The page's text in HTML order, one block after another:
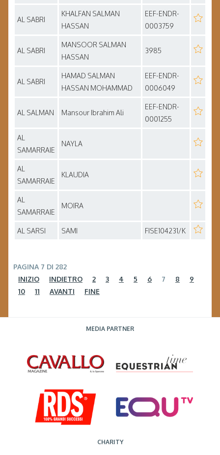
AL SABRI
KHALFAN SALMAN
HASSAN
EEF-ENDR-
0003759
AL SABRI
MANSOOR SALMAN
HASSAN
3985
AL SABRI
HAMAD SALMAN
HASSAN MOHAMMAD
EEF-ENDR-
0006049
AL SALMAN Mansour Ibrahim Ali
EEF-ENDR-
0001255
AL
SAMARRAIE
NAYLA
AL
SAMARRAIE
KLAUDIA
AL
SAMARRAIE
MOIRA
AL SARSI SAMI FISE104231/K
PAGINA 7 DI 282
INIZIO
INDIETRO 2 3 4 5 6 7 8
9
10
11 AVANTI FINE
MEDIA PARTNER
CHARITY